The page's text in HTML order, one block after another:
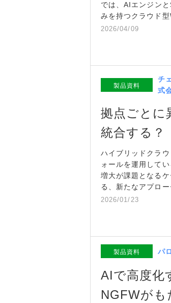
では、AIエンジン
みを持つクラウド
2026/04/09
製品資料
チ
式
拠点ごとに
統合する
ハイブリッドクラ
ォールを運用して
増大が課題となる
る、新たなアプロー
2026/01/23
製品資料 パ
AIで高度化
NGFWがも